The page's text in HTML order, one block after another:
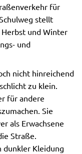
für
stellt
und Winter
und
nicht hinreichend
zu klein.
für andere
Sie
als Erwachsene
Straße.
dunkler Kleidung